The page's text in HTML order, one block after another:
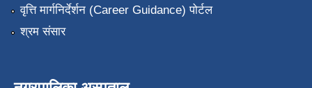
वृत्ति मार्गनिर्देर्शन (Career Guidance) पोर्टल
श्रम संसार